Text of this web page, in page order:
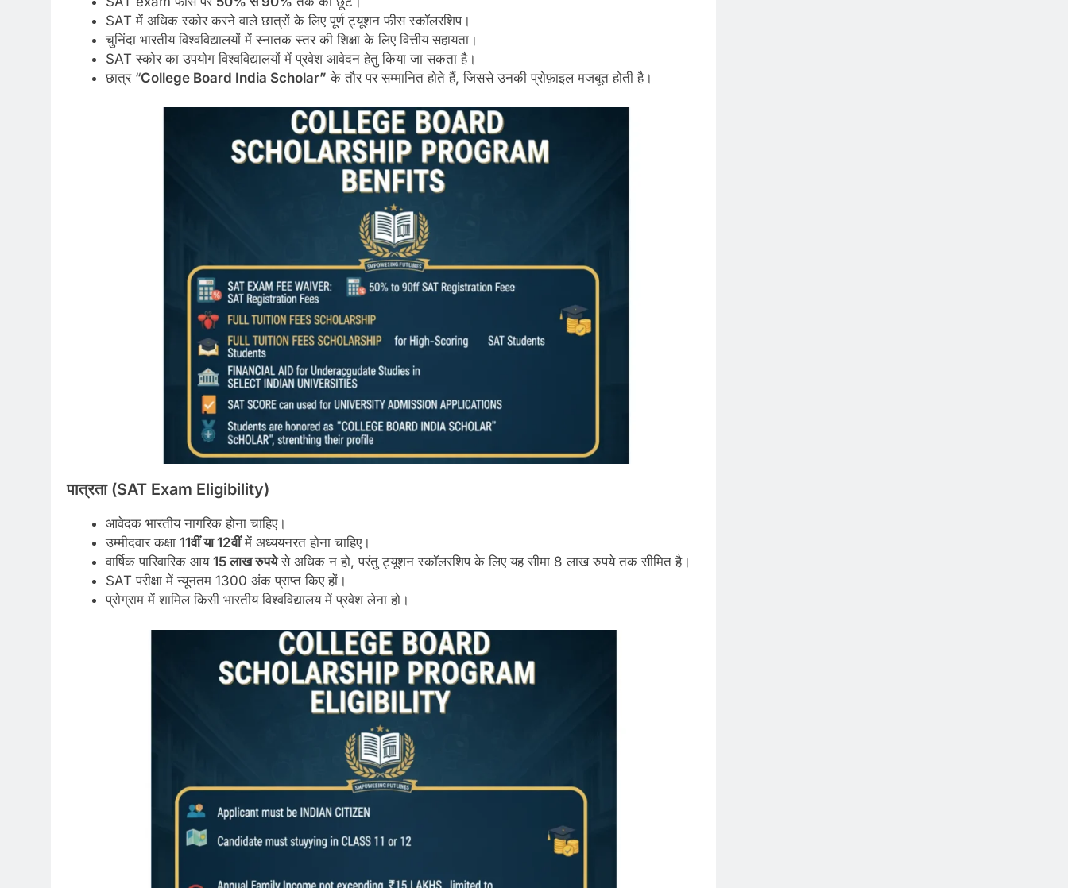
SAT में अधिक स्कोर करने वाले छात्रों के लिए पूर्ण ट्यूशन फीस स्कॉलरशिप।
चुनिंदा भारतीय विश्वविद्यालयों में स्नातक स्तर की शिक्षा के लिए वित्तीय सहायता।
SAT स्कोर का उपयोग विश्वविद्यालयों में प्रवेश आवेदन हेतु किया जा सकता है।
छात्र “College Board India Scholar” के तौर पर सम्मानित होते हैं, जिससे उनकी प्रोफ़ाइल मजबूत होती है।
पात्रता (SAT Exam Eligibility)
आवेदक भारतीय नागरिक होना चाहिए।
उम्मीदवार कक्षा 11वीं या12वींमें अध्ययनरत होना चाहिए।
वार्षिक पारिवारिक आय 15लाख रुपयेसे अधिक न हो, परंतु ट्यूशन स्कॉलरशिप के लिए यह सीमा 8 लाख रुपये तक सीमित है।
SAT परीक्षा में न्यूनतम 1300 अंक प्राप्त किए हों।
प्रोग्राम में शामिल किसी भारतीय विश्वविद्यालय में प्रवेश लेना हो।